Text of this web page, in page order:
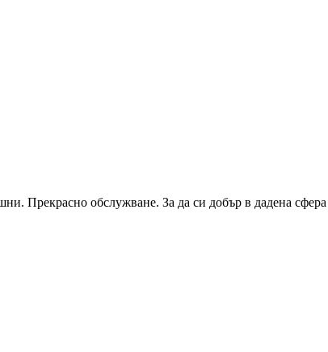
Прекрасно обслужване. За да си добър в дадена